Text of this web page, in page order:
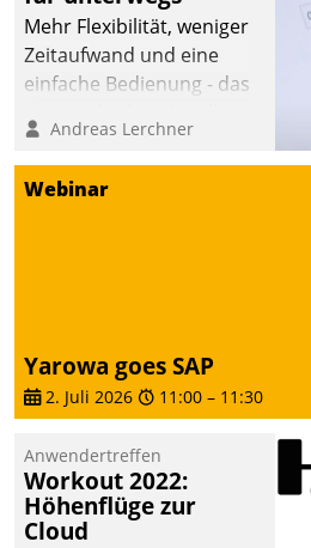
Mehr Flexibilität, weniger
Zeitaufwand und eine
einfache Bedienung - das
Cockpit für mobile
Mitarbeiter von
Datatrain. Die meravis
entschieden - als erstes
Unternehmen am
Andreas Lerchner
Webinar
Yarowa goes SAP
2. Juli 2026 11:00 – 11:30
Anwendertreffen
Workout 2022:
Höhenflüge zur
Cloud